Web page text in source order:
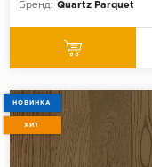
Бренд: Quartz Parquet
НОВИНКА
ХИТ